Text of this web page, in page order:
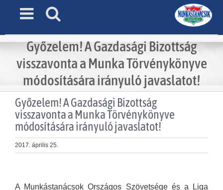
Győzelem! A Gazdasági Bizottság
visszavonta a Munka Törvénykönyve
módosítására irányuló javaslatot!
Győzelem! A Gazdasági Bizottság
visszavonta a Munka Törvénykönyve
módosítására irányuló javaslatot!
2017. április 25.
A Munkástanácsok Országos Szövetsége és a Liga